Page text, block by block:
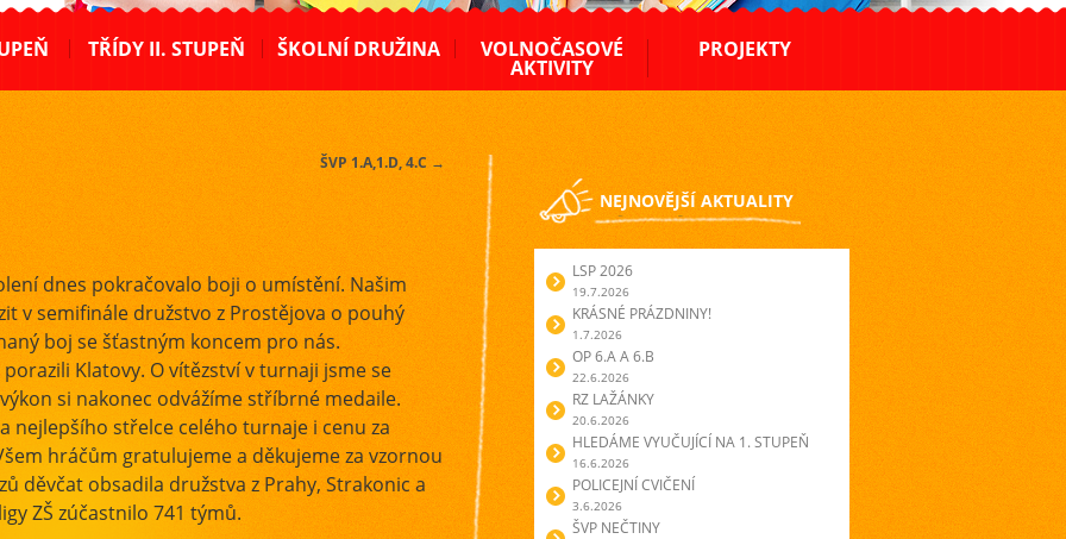
TŘÍDY II. STUPEŇ ŠKOLNÍ DRUŽINA VOLNOČASOVÉ
AKTIVITY
PROJEKTY
ŠVP 1.A,1.D, 4.C →
dnes pokračovalo boji o umístění. Našim
v semifinále družstvo z Prostějova o pouhý
boj se šťastným koncem pro nás.
Klatovy. O vítězství v turnaji jsme se
si nakonec odvážíme stříbrné medaile.
nejlepšího střelce celého turnaje i cenu za
hráčům gratulujeme a děkujeme za vzornou
děvčat obsadila družstva z Prahy, Strakonic a
ZŠ zúčastnilo 741 týmů.
NEJNOVĚJŠÍ AKTUALITY
LSP 2026
19.7.2026
KRÁSNÉ PRÁZDNINY!
1.7.2026
OP 6.A A 6.B
22.6.2026
RZ LAŽÁNKY
20.6.2026
HLEDÁME VYUČUJÍCÍ NA 1. STUPEŇ
16.6.2026
POLICEJNÍ CVIČENÍ
3.6.2026
ŠVP NEČTINY